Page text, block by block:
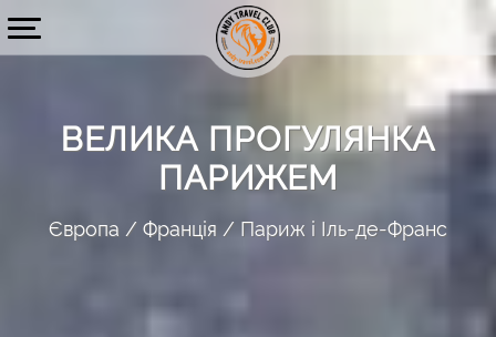
ВЕЛИКА ПРОГУЛЯНКА
ПАРИЖЕМ
Європа Франція Париж і Іль-де-Франс